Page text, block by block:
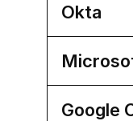
Okta
Google